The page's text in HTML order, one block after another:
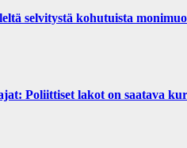
selvitystä kohutuista
Poliittiset lakot on saatava